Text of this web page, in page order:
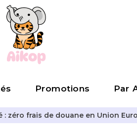
Promotions Par
zéro frais de douane en Union